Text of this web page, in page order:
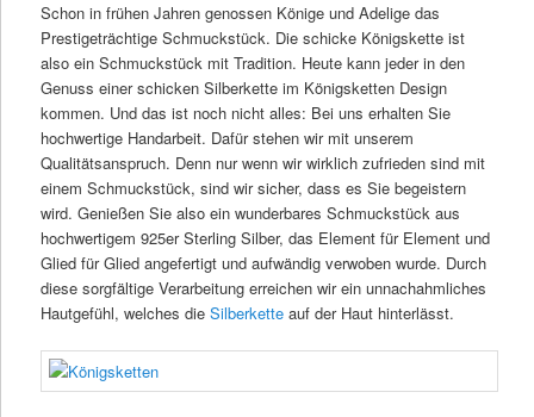
Schon in frühen Jahren genossen Könige und Adelige das
Prestigeträchtige Schmuckstück. Die schicke Königskette ist
also ein Schmuckstück mit Tradition. Heute kann jeder in den
Genuss einer schicken Silberkette im Königsketten Design
kommen. Und das ist noch nicht alles: Bei uns erhalten Sie
hochwertige Handarbeit. Dafür stehen wir mit unserem
Qualitätsanspruch. Denn nur wenn wir wirklich zufrieden sind mit
einem Schmuckstück, sind wir sicher, dass es Sie begeistern
wird. Genießen Sie also ein wunderbares Schmuckstück aus
hochwertigem 925er Sterling Silber, das Element für Element und
Glied für Glied angefertigt und aufwändig verwoben wurde. Durch
diese sorgfältige Verarbeitung erreichen wir ein unnachahmliches
Hautgefühl, welches dieSilberkette auf der Haut hinterlässt.